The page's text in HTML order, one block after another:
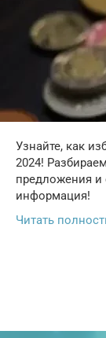
Узнайте, как
2024!
предложения и
информация!
Читать